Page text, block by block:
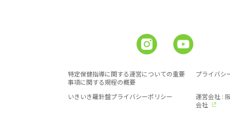
特定保健指導に関する運営についての重要
事項に関する規程の概要
プライバシ
いきいき羅針盤プライバシーポリシー
運営会社 :
会社